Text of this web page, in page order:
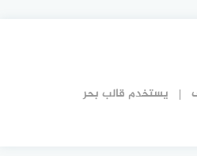
يستخدم قالب بحر